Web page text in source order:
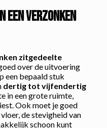
een verzonken
zitgedeelte
over de uitvoering
een bepaald stuk
dertig tot vijfendertig
in een grote ruimte,
Ook moet je goed
de stevigheid van
schoon kunt